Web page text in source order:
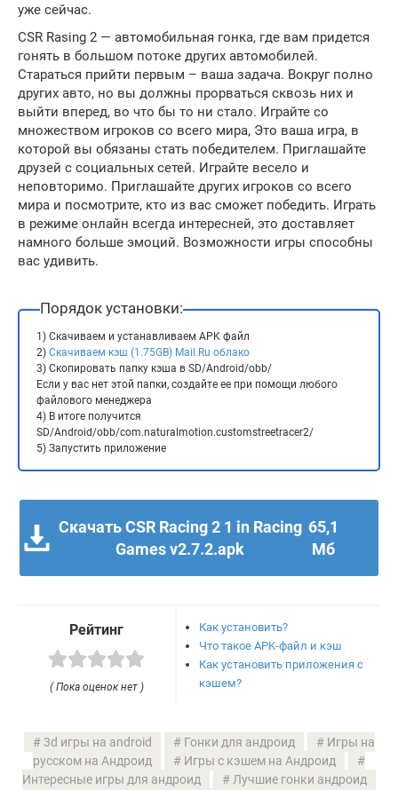
уже сейчас.
CSR Rasing 2 — автомобильная гонка, где вам придется
гонять в большом потоке других автомобилей.
Стараться прийти первым – ваша задача. Вокруг полно
других авто, но вы должны прорваться сквозь них и
выйти вперед, во что бы то ни стало. Играйте со
множеством игроков со всего мира, Это ваша игра, в
которой вы обязаны стать победителем. Приглашайте
друзей с социальных сетей. Играйте весело и
неповторимо. Приглашайте других игроков со всего
мира и посмотрите, кто из вас сможет победить. Играть
в режиме онлайн всегда интересней, это доставляет
намного больше эмоций. Возможности игры способны
вас удивить.
Порядок установки:
1) Скачиваем и устанавливаем APK файл
2) Скачиваем кэш (1.75GB) Mail.Ru облако
3) Скопировать папку кэша в SD/Android/obb/
Если у вас нет этой папки, создайте ее при помощи любого
файлового менеджера
4) В итоге получится
SD/Android/obb/com.naturalmotion.customstreetracer2/
5) Запустить приложение
Скачать CSR Racing 2 1 in Racing
Games v2.7.2.apk
65,1
Мб
Рейтинг
( Пока оценок нет )
Как установить?
Что такое APK-файл и кэш
Как установить приложения с
кэшем?
3d игры на android Гонки для андроид
Игры на
русском на Андроид
Игры с кэшем на Андроид
Интересные игры для андроид
Лучшие гонки андроид